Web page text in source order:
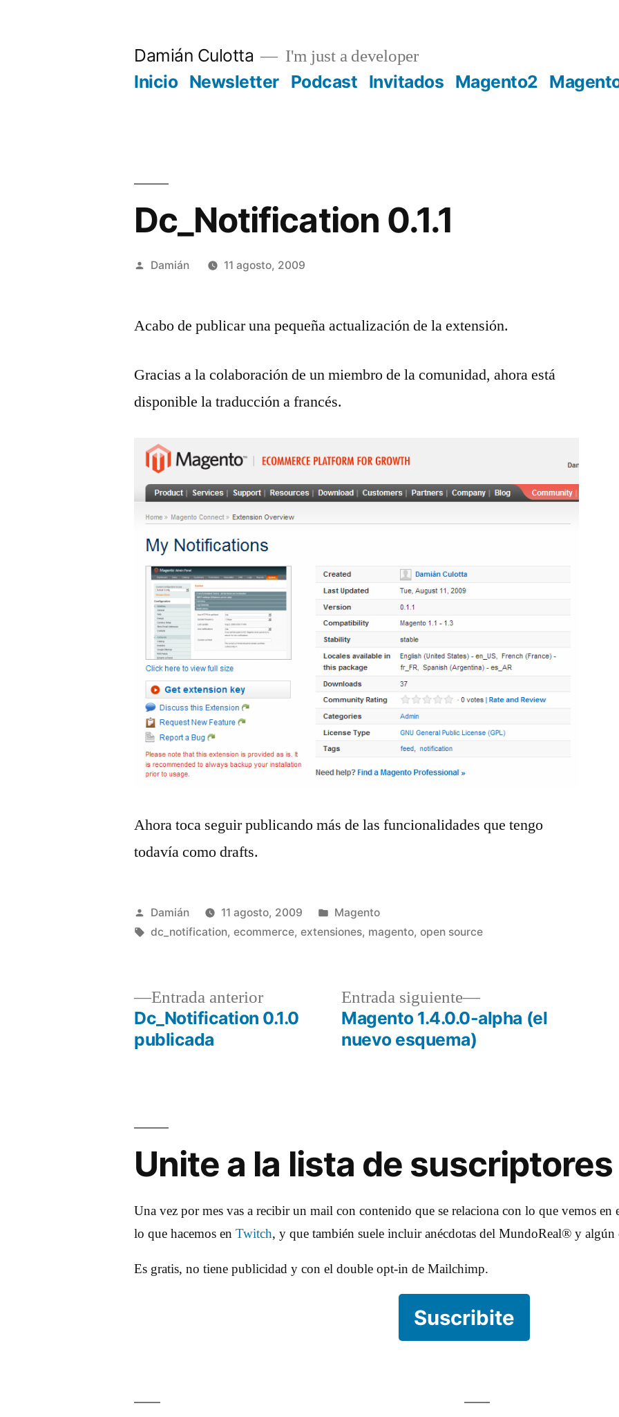
Damián Culotta I'm just a developer
Inicio Newsletter Podcast Invitados Magento2
Dc_Notification 0.1.1
Publicado
Damián 11 agosto, 2009
Acabo de publicar una pequeña actualización de la extensión.
Gracias a la colaboración de un miembro de la comunidad, ahora está
disponible la traducción a francés.
Ahora toca seguir publicando más de las funcionalidades que tengo
todavía como drafts.
Publicado
por
Damián 11 agosto, 2009
Publicado
en
Magento
Etiquetas:
dc_notification,ecommerce,extensiones, magento,open source
Navegación
entradas
Entrada anteriorEntrada
anterior:
Dc_Notification 0.1.0
publicada
Entrada siguiente
Entrada
siguiente:
Magento 1.4.0.0-alpha (el
nuevo esquema)
Unite a la lista de suscriptores
Una vez por mes vas a recibir un mail con contenido que se relaciona con lo que vemos
lo que hacemos enTwitch, y que también suele incluir anécdotas del MundoReal® y
Es gratis, no tiene publicidad y con el double opt-in de Mailchimp.
Suscribite